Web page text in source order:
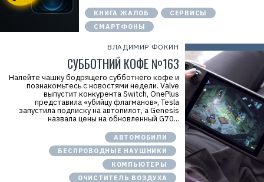
КНИГА ЖАЛОБ
СЕРВИСЫ
СМАРТФОНЫ
ВЛАДИМИР ФОКИН
СУББОТНИЙ КОФЕ №163
Налейте чашку бодрящего субботнего кофе и
познакомьтесь с новостями недели. Valve
выпустит конкурента Switch, OnePlus
представила «убийцу флагманов», Tesla
запустила подписку на автопилот, а Genesis
назвала цены на обновленный G70...
АВТОМОБИЛИ
БЕСПРОВОДНЫЕ НАУШНИКИ
КОМПЬЮТЕРЫ
ОЧИСТИТЕЛЬ ВОЗДУХА